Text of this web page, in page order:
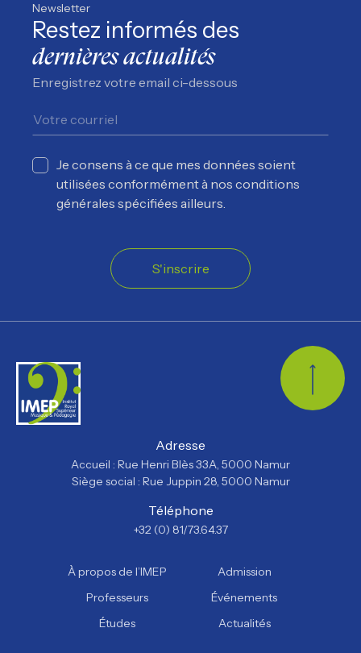
Newsletter
Restez informés des
dernières actualités
Enregistrez votre email ci-dessous
Je consens à ce que mes données soient
utilisées conformément à nos conditions
générales spécifiées ailleurs.
S'inscrire
Adresse
Accueil : Rue Henri Blès 33A, 5000 Namur
Siège social : Rue Juppin 28, 5000 Namur
Téléphone
+32 (0) 81/73.64.37
À propos de l’IMEP
Professeurs
Études
Admission
Événements
Actualités